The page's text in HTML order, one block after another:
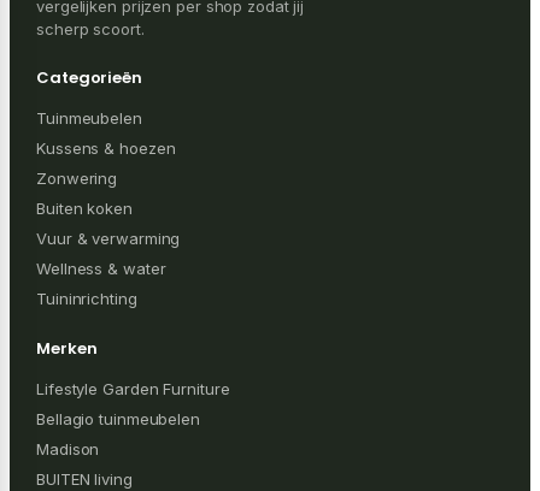
vergelijken prijzen per shop zodat jij
scherp scoort.
Categorieën
Tuinmeubelen
Kussens & hoezen
Zonwering
Buiten koken
Vuur & verwarming
Wellness & water
Tuininrichting
Merken
Lifestyle Garden Furniture
Bellagio tuinmeubelen
Madison
BUITEN living